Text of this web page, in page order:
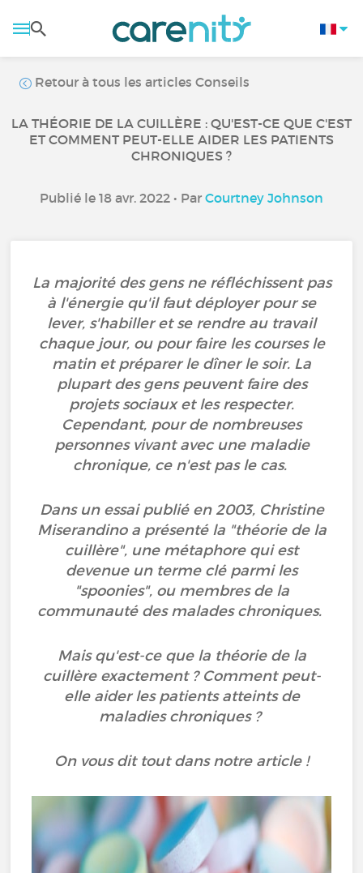
Retour à tous les articles Conseils
LA THÉORIE DE LA CUILLÈRE : QU'EST-CE QUE C'EST
ET COMMENT PEUT-ELLE AIDER LES PATIENTS
CHRONIQUES ?
Publié le 18 avr. 2022 • Par Courtney Johnson
La majorité des gens ne réfléchissent pas
à l'énergie qu'il faut déployer pour se
lever, s'habiller et se rendre au travail
chaque jour, ou pour faire les courses le
matin et préparer le dîner le soir. La
plupart des gens peuvent faire des
projets sociaux et les respecter.
Cependant, pour de nombreuses
personnes vivant avec une maladie
chronique, ce n'est pas le cas.
Dans un essai publié en 2003, Christine
Miserandino a présenté la "théorie de la
cuillère", une métaphore qui est
devenue un terme clé parmi les
"spoonies", ou membres de la
communauté des malades chroniques.
Mais qu'est-ce que la théorie de la
cuillère exactement ? Comment peut-
elle aider les patients atteints de
maladies chroniques ?
On vous dit tout dans notre article !